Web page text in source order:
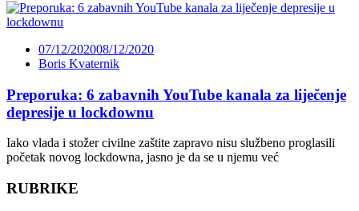
07/12/202008/12/2020
Boris Kvaternik
Preporuka: 6 zabavnih YouTube kanala za liječenje
depresije u lockdownu
Iako vlada i stožer civilne zaštite zapravo nisu službeno proglasili
početak novog lockdowna, jasno je da se u njemu već
RUBRIKE